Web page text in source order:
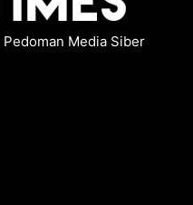
Pedoman Media Siber